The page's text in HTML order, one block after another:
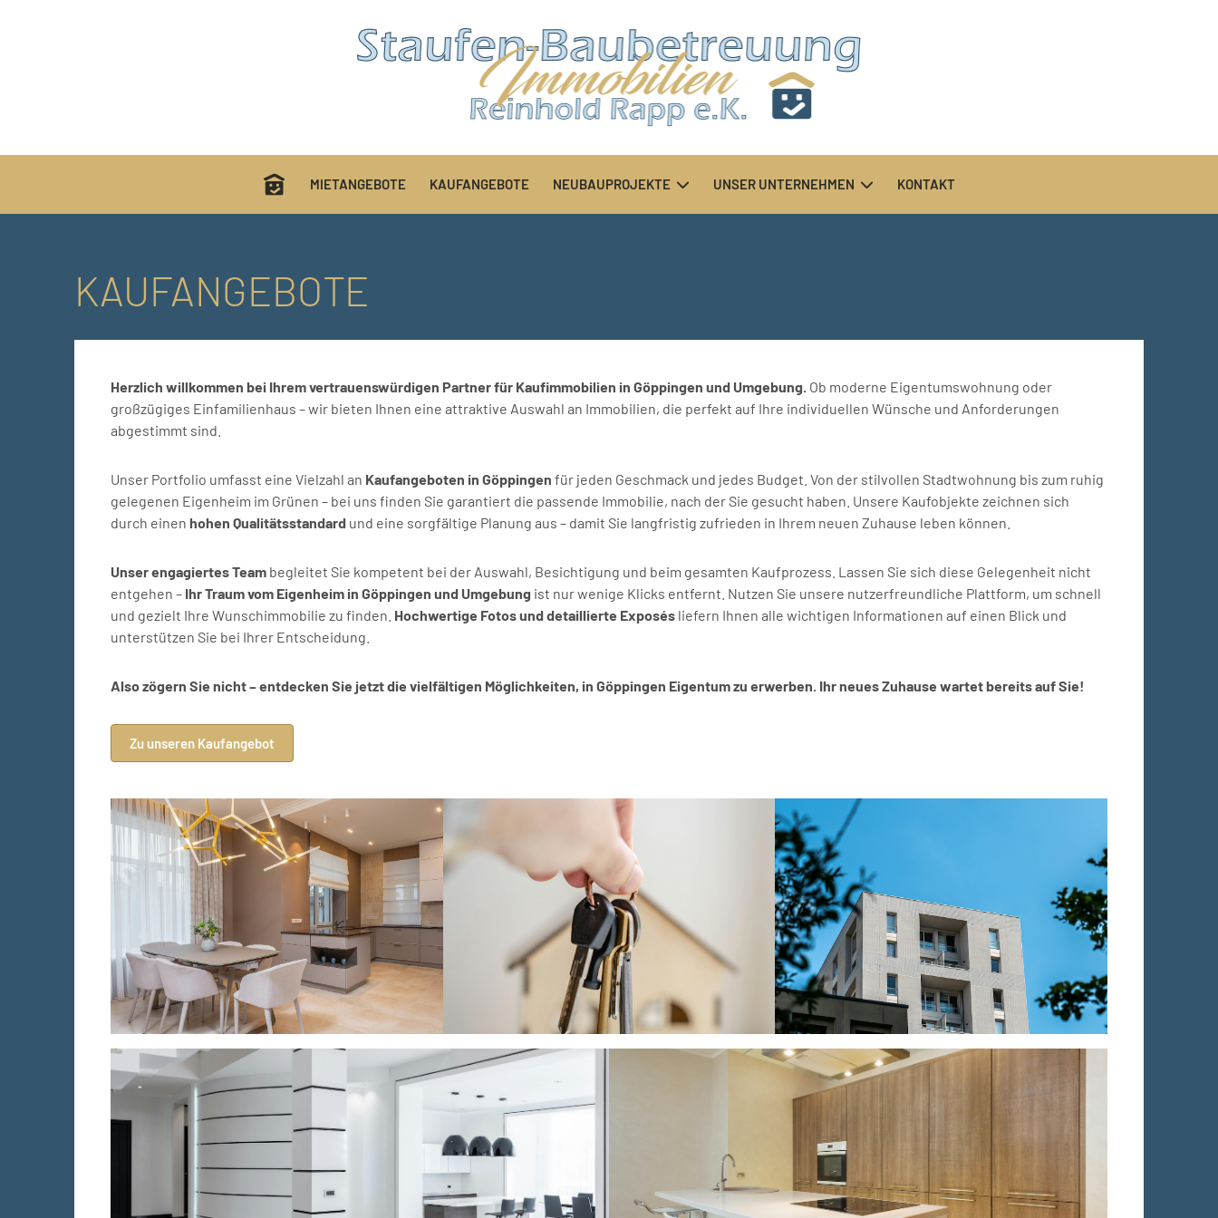
MIETANGEBOTE KAUFANGEBOTE NEUBAUPROJEKTE UNSER UNTERNEHMEN KONTAKT
KAUFANGEBOTE
Herzlich willkommen bei Ihrem vertrauenswürdigen Partner für Kaufimmobilien in Göppingen und Umgebung. Ob moderne Eigentumswohnung oder
großzügiges Einfamilienhaus – wir bieten Ihnen eine attraktive Auswahl an Immobilien, die perfekt auf Ihre individuellen Wünsche und Anforderungen
abgestimmt sind.
Unser Portfolio umfasst eine Vielzahl an Kaufangeboten in Göppingen für jeden Geschmack und jedes Budget. Von der stilvollen Stadtwohnung bis zum ruhig
gelegenen Eigenheim im Grünen – bei uns finden Sie garantiert die passende Immobilie, nach der Sie gesucht haben. Unsere Kaufobjekte zeichnen sich
durch einen hohen Qualitätsstandard und eine sorgfältige Planung aus – damit Sie langfristig zufrieden in Ihrem neuen Zuhause leben können.
Unser engagiertes Team begleitet Sie kompetent bei der Auswahl, Besichtigung und beim gesamten Kaufprozess. Lassen Sie sich diese Gelegenheit nicht
entgehen – Ihr Traum vom Eigenheim in Göppingen und Umgebung ist nur wenige Klicks entfernt. Nutzen Sie unsere nutzerfreundliche Plattform, um schnell
und gezielt Ihre Wunschimmobilie zu finden. Hochwertige Fotos und detaillierte Exposés liefern Ihnen alle wichtigen Informationen auf einen Blick und
unterstützen Sie bei Ihrer Entscheidung.
Also zögern Sie nicht – entdecken Sie jetzt die vielfältigen Möglichkeiten, in Göppingen Eigentum zu erwerben. Ihr neues Zuhause wartet bereits auf Sie!
Zu unseren Kaufangebot